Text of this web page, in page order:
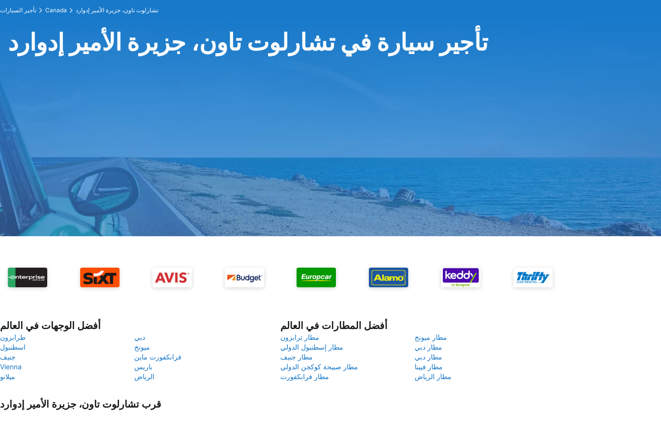
تأجير السيارات Canada تشارلوت تاون، جزيرة الأمير إدوارد
تأجير سيارة في تشارلوت تاون، جزيرة الأمير إدوارد
أفضل الوجهات في العالم
طرابزون
دبي
اسطنبول
ميونخ
جنيف
فرانكفورت ماين
Vienna
باريس
ميلانو
الرياض
أفضل المطارات في العالم
مطار ترابزون
مطار ميونخ
مطار إسطنبول الدولي
مطار دبي
مطار جنيف
مطار دبي
مطار صبيحة كوكجن الدولي
مطار فيينا
مطار فرانكفورت
مطار الرياض
قرب تشارلوت تاون، جزيرة الأمير إدوارد